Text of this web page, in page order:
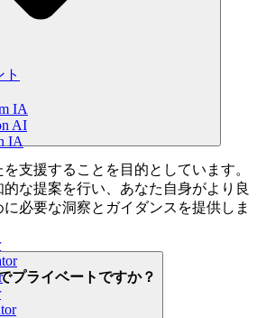
IA
AI
IA
支援することを目的としています。
な提案を行い、あなた自身がより良
必要な洞察とガイダンスを提供しま
プライベートですか？